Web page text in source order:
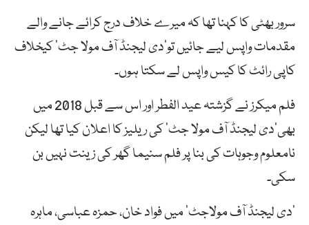
سرور بھٹی کا کہنا تھا کہ میرے خلاف درج کرائے جانے والے
مقدمات واپس لیے جائیں تو’دی لیجنڈ آف مولا جٹ‘ کیخلاف
کاپی رائٹ کا کیس واپس لے سکتا ہوں۔
فلم میکرز نے گزشتہ عید الفطر اور اس سے قبل 2018 میں
بھی’دی لیجنڈ آف مولا جٹ‘ کی ریلیز کا اعلان کیا تھا لیکن
نامعلوم وجوہات کی بنا پر فلم سنیما گھر کی زینت نہیں بن
سکی۔
’دی لیجنڈ آف مولاجٹ‘ میں فواد خان، حمزہ عباسی، ماہرہ